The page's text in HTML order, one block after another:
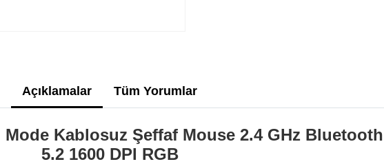
Açıklamalar Tüm Yorumlar
Mode Kablosuz Şeffaf Mouse 2.4 GHz Bluetooth
5.2 1600 DPI RGB